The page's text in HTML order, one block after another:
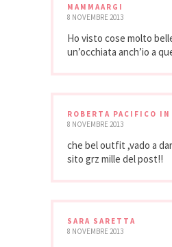
MAMMAARGI
8 NOVEMBRE 2013
Ho visto cose molto
un’occhiata anch’io a
ROBERTA PACIFICO IN
8 NOVEMBRE 2013
che bel outfit ,vado a
sito grz mille del post!!
SARA SARETTA
8 NOVEMBRE 2013